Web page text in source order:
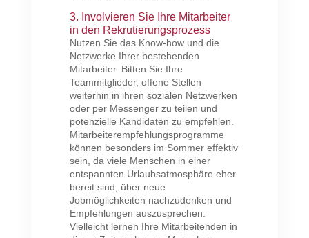
3. Involvieren Sie Ihre Mitarbeiter
in den Rekrutierungsprozess
Nutzen Sie das Know-how und die
Netzwerke Ihrer bestehenden
Mitarbeiter. Bitten Sie Ihre
Teammitglieder, offene Stellen
weiterhin in ihren sozialen Netzwerken
oder per Messenger zu teilen und
potenzielle Kandidaten zu empfehlen.
Mitarbeiterempfehlungsprogramme
können besonders im Sommer effektiv
sein, da viele Menschen in einer
entspannten Urlaubsatmosphäre eher
bereit sind, über neue
Jobmöglichkeiten nachzudenken und
Empfehlungen auszusprechen.
Vielleicht lernen Ihre Mitarbeitenden in